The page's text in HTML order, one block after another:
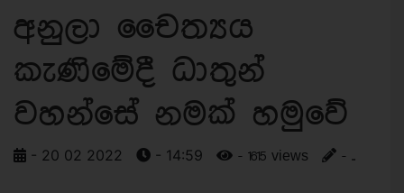
අනුලා චෛත්‍යය
කැණිමේදී ධාතුන්
වහන්සේ නමක් හමුවේ
- 20 02 2022 - 14:59 - 1615 views - ..